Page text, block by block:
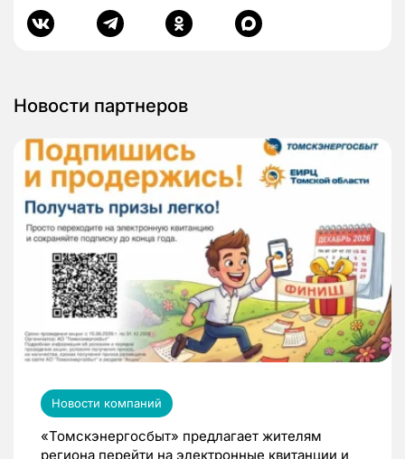
Новости партнеров
Новости компаний
«Томскэнергосбыт» предлагает жителям
региона перейти на электронные квитанции и